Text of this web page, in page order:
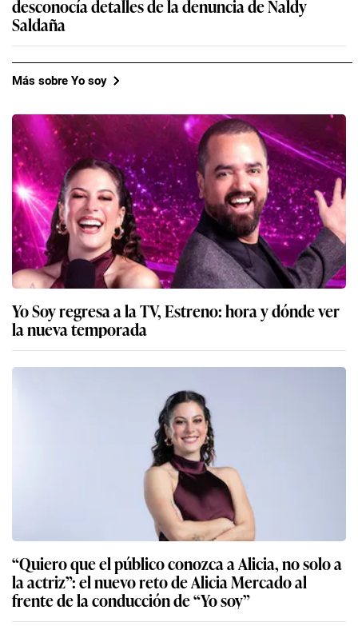
desconocía detalles de la denuncia de Naldy
Saldaña
Más sobre Yo soy
Yo Soy regresa a la TV, Estreno: hora y dónde ver
la nueva temporada
“Quiero que el público conozca a Alicia, no solo a
la actriz”: el nuevo reto de Alicia Mercado al
frente de la conducción de “Yo soy”